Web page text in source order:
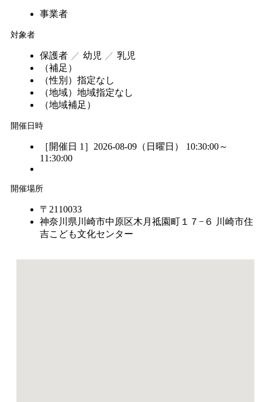
事業者
対象者
保護者 幼児
乳児
（補足）
（性別） 指定なし
（地域） 地域指定なし
（地域補足）
開催日時
［開催日 1］2026-08-09（日曜日） 10:30:00～
11:30:00
開催場所
〒2110033
神奈川県川崎市中原区木月祗園町１７−６ 川崎市住
吉こども文化センター